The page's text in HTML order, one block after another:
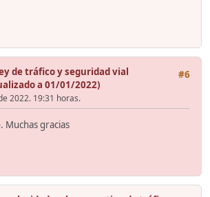
#6
de tráfico y seguridad vial
a 01/01/2022)
2022. 19:31 horas.
Muchas gracias